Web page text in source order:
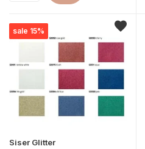
sale 15%
Siser Glitter